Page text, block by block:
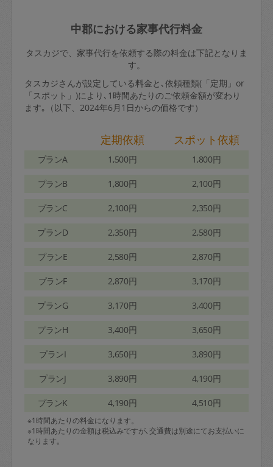
中郡における家事代行料金
タスカジで、家事代行を依頼する際の料金は下記となりま
す。
タスカジさんが設定している料金と､依頼種類(「定期」or
「スポット」)により､1時間あたりのご依頼金額が変わり
ます｡（以下、2024年6月1日からの価格です）
定期依頼 スポット依頼
プランA 1,500円 1,800円
プランB 1,800円 2,100円
プランC 2,100円 2,350円
プランD 2,350円 2,580円
プランE 2,580円 2,870円
プランF 2,870円 3,170円
プランG 3,170円 3,400円
プランH 3,400円 3,650円
プランI 3,650円 3,890円
プランJ 3,890円 4,190円
プランK 4,190円 4,510円
※1時間あたりの料金になります。
※1時間あたりの金額は税込みですが､交通費は別途にてお支払いに
なります｡